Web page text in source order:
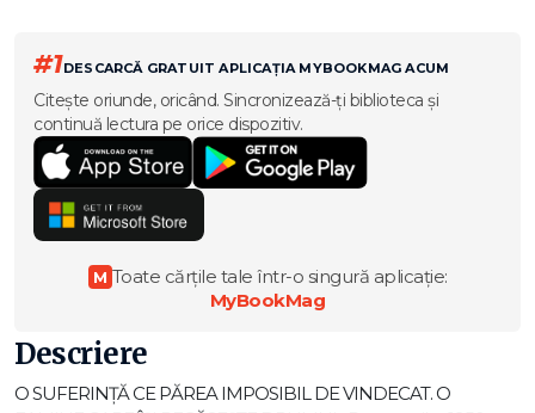
#1DESCARCĂ GRATUIT APLICAȚIA MYBOOKMAG ACUM
Citește oriunde, oricând. Sincronizează-ți biblioteca și
continuă lectura pe orice dispozitiv.
M Toate cărțile tale într-o singură aplicație:
MyBookMag
Descriere
O SUFERINȚĂ CE PĂREA IMPOSIBIL DE VINDECAT. O